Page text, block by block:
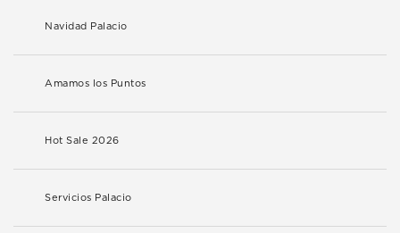
Navidad Palacio
Amamos los Puntos
Hot Sale 2026
Servicios Palacio